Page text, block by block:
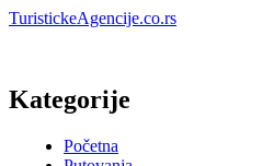
TuristickeAgencije.co.rs
Kategorije
Početna